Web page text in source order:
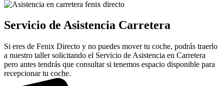
Servicio de Asistencia Carretera
Si eres de Fenix Directo y no puedes mover tu coche, podrás traerlo
a nuestro taller solicitando el Servicio de Asistencia en Carretera
pero antes tendrás que consultar si tenemos espacio disponible para
recepcionar tu coche.